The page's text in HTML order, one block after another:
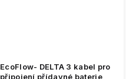
EcoFlow- DELTA 3 kabel pro
připojení přídavné baterie